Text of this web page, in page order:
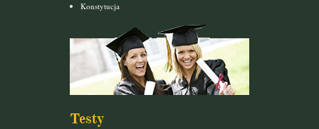
Konstytucja
Testy